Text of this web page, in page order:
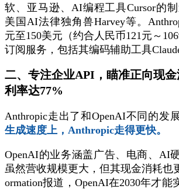
软、亚马逊、AI编程工具Cursor的制
美国AI法律独角兽Harvey等。
元至150美元（约合人民币121元～
订阅服务，包括其编码辅助工具Claude
二、专注企业API，瞄准正向现金
利率达77%
Anthropic走出了和OpenAI不同的发
生成速度上，Anthropic走得更快。
OpenAI的业务涵盖广告、电商、AI
虽然营收规模更大，但其现金消耗也
ormation报道，OpenAI在2030年才能